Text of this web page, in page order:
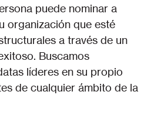
puede nominar a
organización que esté
a través de un
Buscamos
líderes en su propio
de cualquier ámbito de la